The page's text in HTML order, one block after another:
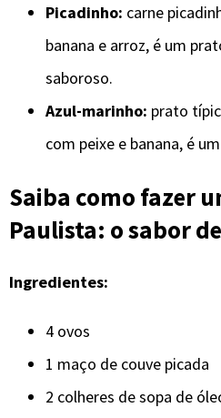
Picadinho: carne
banana e arroz, é um
saboroso.
Azul-marinho: prato
com peixe e banana, é
Saiba como fazer
Paulista: o sabor
Ingredientes:
4 ovos
1 maço de couve picada
2 colheres de sopa de